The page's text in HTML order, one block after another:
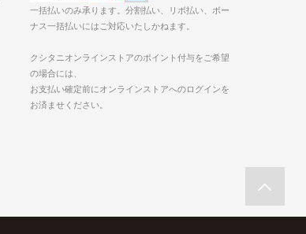
一括払いのみ承ります。分割払い、リボ払い、ボー
ナス一括払いにはご対応いたしかねます。
クシタニオンラインストアのポイント付与をご希望
の場合には、
お支払い確定前にオンラインストアへのログインを
お済ませください。